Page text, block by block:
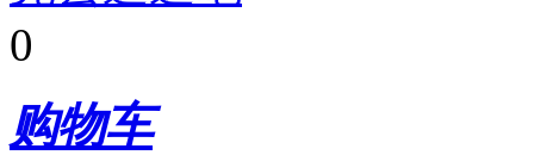
0
购物车